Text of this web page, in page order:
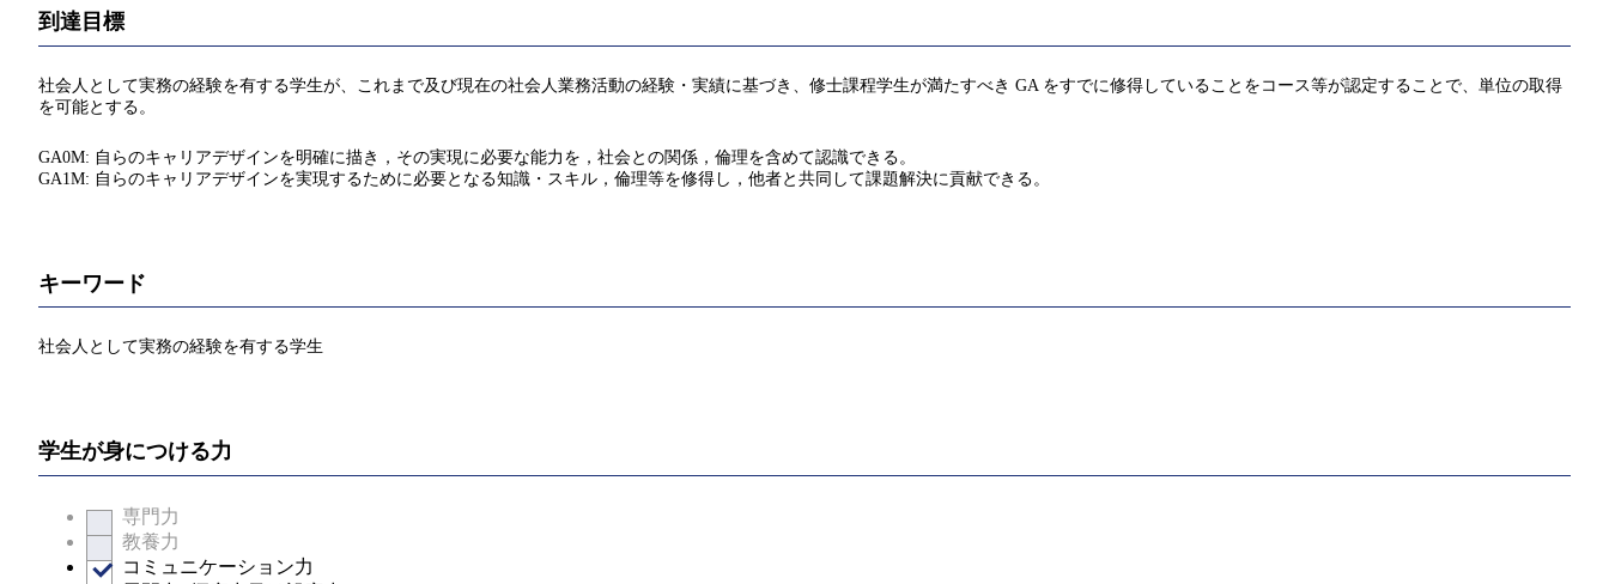
到達目標
社会人として実務の経験を有する学生が、これまで及び現在の社会人業務活動の経験・実績に基づき、修士課程学生が満たすべき GA をすでに修得していることをコース等が認定することで、単位の取得
を可能とする。
GA0M: 自らのキャリアデザインを明確に描き，その実現に必要な能力を，社会との関係，倫理を含めて認識できる。
GA1M: 自らのキャリアデザインを実現するために必要となる知識・スキル，倫理等を修得し，他者と共同して課題解決に貢献できる。
キーワード
社会人として実務の経験を有する学生
学生が身につける力
専門力
教養力
コミュニケーション力